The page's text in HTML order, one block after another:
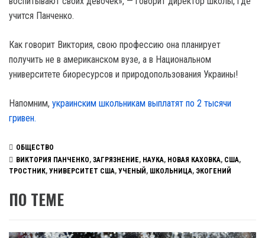
учится Панченко.
Как говорит Виктория, свою профессию она планирует
получить не в американском вузе, а в Национальном
университете биоресурсов и природопользования Украины!
Напомним, украинским школьникам выплатят по 2 тысячи
гривен.
ОБЩЕСТВО
ВИКТОРИЯ ПАНЧЕНКО, ЗАГРЯЗНЕНИЕ, НАУКА, НОВАЯ КАХОВКА, США,
ТРОСТНИК, УНИВЕРСИТЕТ США, УЧЕНЫЙ , ШКОЛЬНИЦА, ЭКОГЕНИЙ
ПО ТЕМЕ